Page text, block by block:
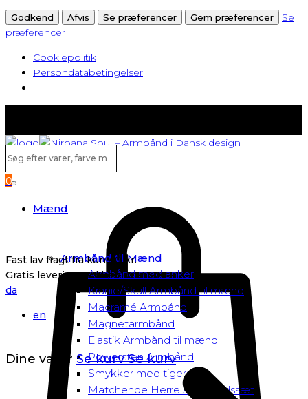
Godkend Afvis Se præferencer Gem præferencer
Se
præferencer
Cookiepolitik
Persondatabetingelser
Søg
efter
varer,
Search
0
Mænd
Armbånd til Mænd
Armbånd med anker
Kranie/Skull Armbånd til mænd
Macramé Armbånd
Magnetarmbånd
Elastik Armbånd til mænd
Powersten Armbånd
Smykker med tigersten
Matchende Herre Armbåndssæt
Fast lav fragt fra kun 40 kr.
Gratis levering ved køb over 500,-
da
en
Dine varer Se kurv Se kurv